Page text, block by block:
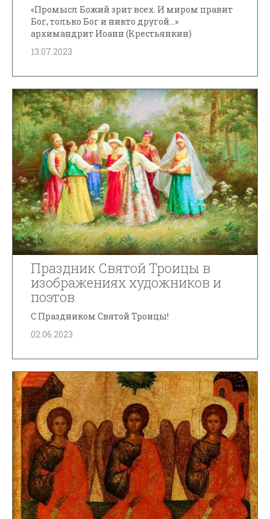
«Промысл Божий зрит всех. И миром правит
Бог, только Бог и никто другой...»
архимандрит Иоанн (Крестьянкин)
13.07.2023
Праздник Святой Троицы в
изображениях художников и
поэтов
С Праздником Святой Троицы!
02.06.2023